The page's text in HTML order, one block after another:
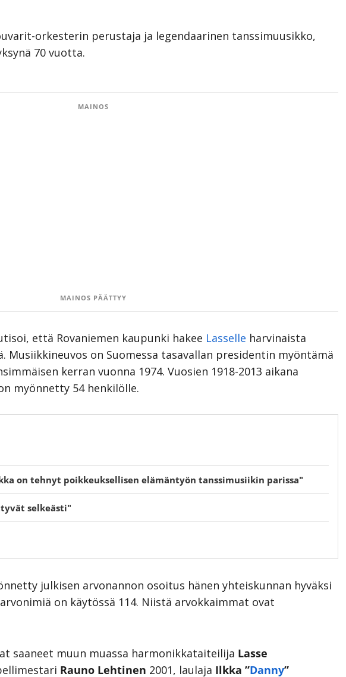
orkesterin perustaja ja legendaarinen tanssimuusikko,
70 vuotta.
MAINOS
MAINOS PÄÄTTYY
että Rovaniemen kaupunki hakee Lasselle harvinaista
Musiikkineuvos on Suomessa tasavallan presidentin myöntämä
kerran vuonna 1974. Vuosien 1918-2013 aikana
myönnetty 54 henkilölle.
on tehnyt poikkeuksellisen elämäntyön tanssimusiikin parissa"
selkeästi"
julkisen arvonannon osoitus hänen yhteiskunnan hyväksi
on käytössä 114. Niistä arvokkaimmat ovat
saaneet muun muassa harmonikkataiteilija Lasse
Rauno Lehtinen 2001, laulaja Ilkka ”Danny”